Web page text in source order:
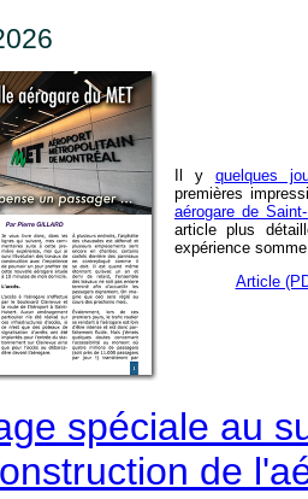
Il y quelques
premières
aérogare de
article plus
expérience
Article
spéciale au
de